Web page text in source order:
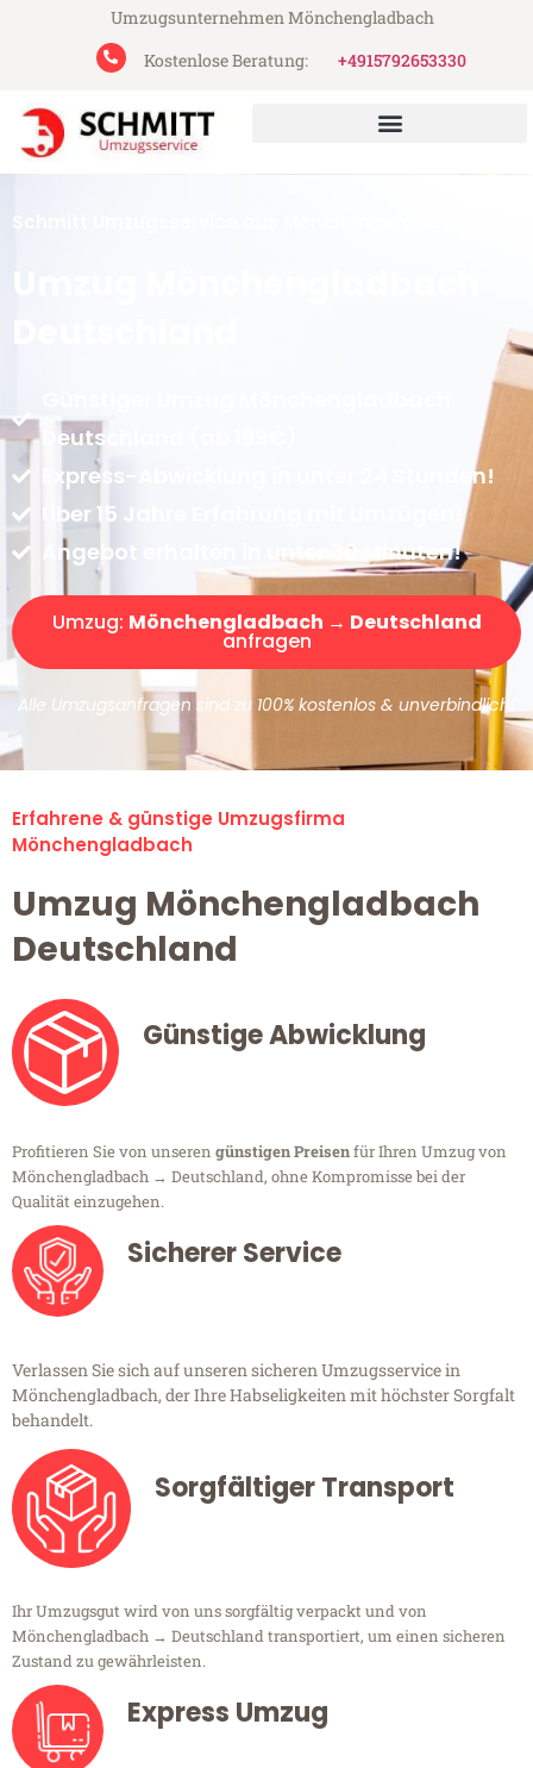
Umzugsunternehmen Mönchengladbach
Kostenlose Beratung:
+4915792653330
Schmitt Umzugsservice aus Mönchengladbach
Deutschland (ab 199€)
Express-Abwicklung in unter 24 Stunden!
Über 15 Jahre Erfahrung mit Umzügen!
Angebot erhalten in unter 30 Minuten!
Umzug: Mönchengladbach → Deutschland
anfragen
Alle Umzugsanfragen sind zu 100% kostenlos & unverbindlich!
Erfahrene & günstige Umzugsfirma
Mönchengladbach
Umzug Mönchengladbach
Deutschland
Günstige Abwicklung
Profitieren Sie von unseren günstigen Preisenfür Ihren Umzug von
Mönchengladbach → Deutschland, ohne Kompromisse bei der
Qualität einzugehen.
Sicherer Service
Verlassen Sie sich auf unseren sicheren Umzugsservice in
Mönchengladbach, der Ihre Habseligkeiten mit höchster Sorgfalt
behandelt.
Sorgfältiger Transport
Ihr Umzugsgut wird von uns sorgfältig verpackt und von
Mönchengladbach → Deutschland transportiert, um einen sicheren
Zustand zu gewährleisten.
Express Umzug